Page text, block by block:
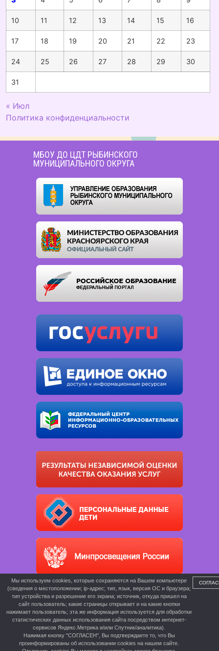
10 11 12 13 14 15 16
17 18 19 20 21 22 23
24 25 26 27 28 29 30
31
« Июл
Политика конфиденциальности
МБОУ ДО ЦДТ РЫБИНСКОГО
МУНИЦИПАЛЬНОГО ОКРУГА
Мы используем cookies, которые сохраняются на Вашем компьютере
(сведения о местоположении; ip-адрес; тип, язык, версия ОС и браузера;
тип устройства и разрешение его экрана; источник, откуда пришел на
сайт пользователь; какие страницы открывает и на какие кнопки
нажимает пользователь; эта же информация используется для обработки
статистических данных использования сайта посредством интернет-
сервисов Яндекс.Метрика и/или Спутник/аналитика).
Нажимая кнопку "СОГЛАСЕН", Вы подтверждаете то, что Вы
проинформированы об использовании cookies на нашем сайте.